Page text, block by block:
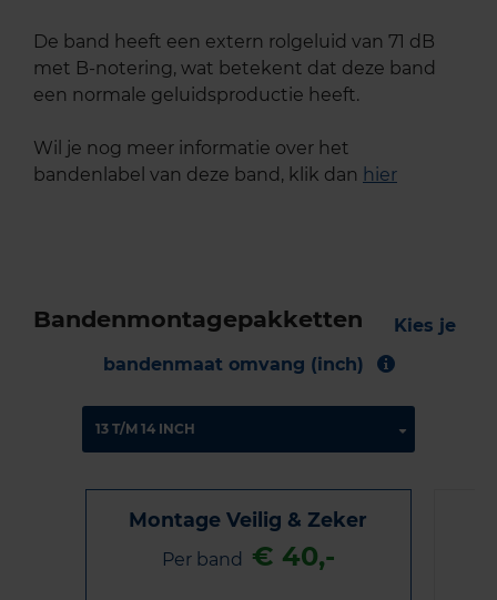
De band heeft een extern rolgeluid van 71 dB
met B-notering, wat betekent dat deze band
een normale geluidsproductie heeft.
Wil je nog meer informatie over het
bandenlabel van deze band, klik dan hier
Bandenmontagepakketten
Kies je
bandenmaat omvang (inch)
Montage Veilig & Zeker
Per band € 40,-